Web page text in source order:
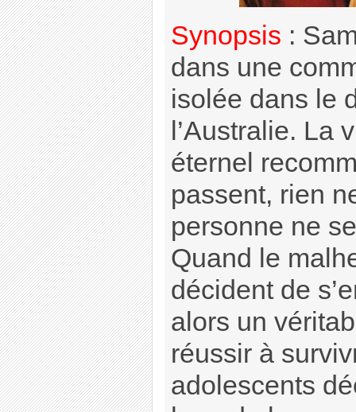
Synopsis :
dans une
isolée dans le
l’Australie. La
éternel
passent, rien
personne ne
Quand le
décident de
alors un
réussir à
adolescents